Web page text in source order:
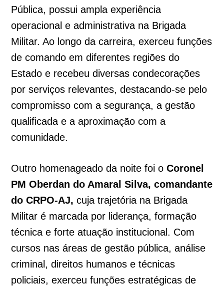
Pública, possui ampla experiência
operacional e administrativa na Brigada
Militar. Ao longo da carreira, exerceu funções
de comando em diferentes regiões do
Estado e recebeu diversas condecorações
por serviços relevantes, destacando-se pelo
compromisso com a segurança, a gestão
qualificada e a aproximação com a
comunidade.
Outro homenageado da noite foi oCoronel
PM Oberdan do Amaral Silva, comandante
do CRPO-AJ, cuja trajetória na Brigada
Militar é marcada por liderança, formação
técnica e forte atuação institucional. Com
cursos nas áreas de gestão pública, análise
criminal, direitos humanos e técnicas
policiais, exerceu funções estratégicas de